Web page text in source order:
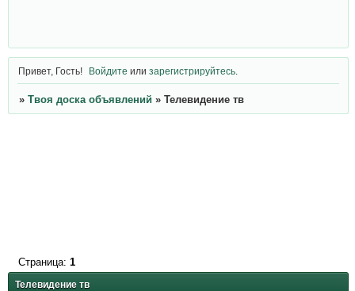
Привет, Гость! Войдите илизарегистрируйтесь
» Твоя доска объявлений » Телевидение тв
Телевидение тв
Страница: 1